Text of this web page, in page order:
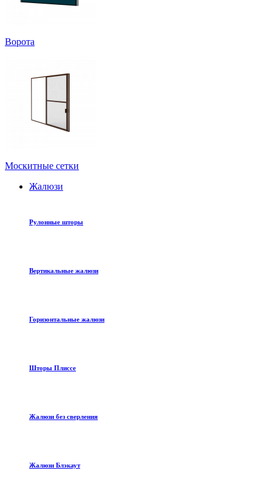
Ворота
Москитные сетки
Жалюзи
Рулонные шторы
Вертикальные жалюзи
Горизонтальные жалюзи
Шторы Плиссе
Жалюзи без сверления
Жалюзи Блэкаут